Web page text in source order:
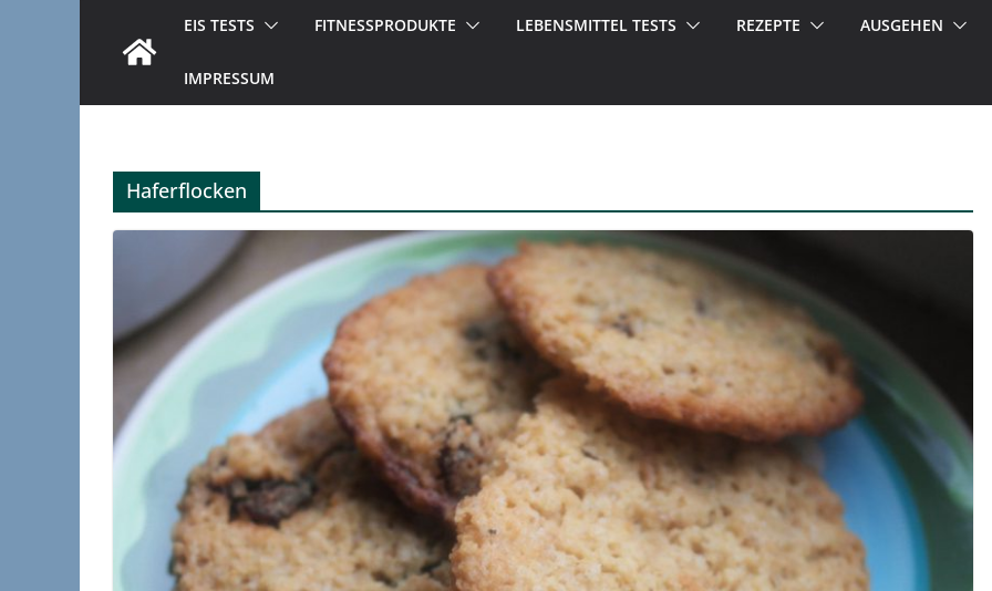
EIS TESTS FITNESSPRODUKTE LEBENSMITTEL TESTS REZEPTE AUSGEHEN
IMPRESSUM
Haferflocken